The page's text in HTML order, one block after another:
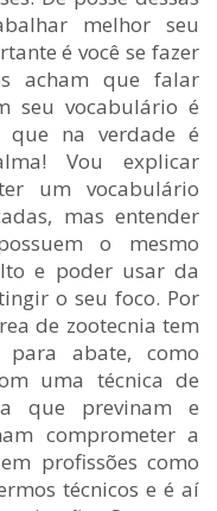
melhor seu
é você se fazer
acham que falar
seu vocabulário é
na verdade é
Vou explicar
um vocabulário
mas entender
o mesmo
e poder usar da
o seu foco. Por
de zootecnia tem
abate, como
uma técnica de
que previnam e
comprometer a
profissões como
técnicos e é aí